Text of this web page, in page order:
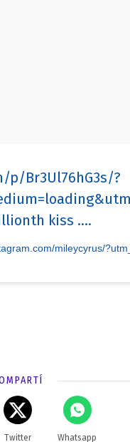
p/Br3Ul76hG3s/?
kiss ....
Twitter Whatsapp